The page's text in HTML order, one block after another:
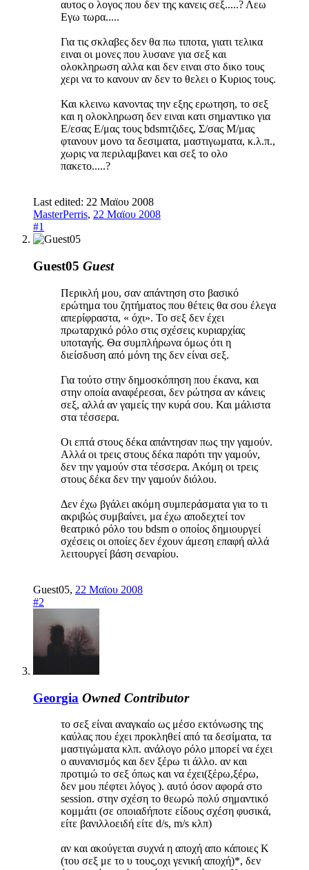
αυτος ο λογος που δεν της κανεις σεξ.....? Λεω
Εγω τωρα.....
Για τις σκλαβες δεν θα πω τιποτα, γιατι τελικα
ειναι οι μονες που λυσανε για σεξ και
ολοκληρωση αλλα και δεν ειναι στο δικο τους
χερι να το κανουν αν δεν το θελει ο Κυριος τους.
Και κλεινω κανοντας την εξης ερωτηση, το σεξ
και η ολοκληρωση δεν ειναι κατι σημαντικο για
Ε/εσας Ε/μας τους bdsmτζιδες, Σ/σας Μ/μας
φτανουν μονο τα δεσιματα, μαστιγωματα, κ.λ.π.,
χωρις να περιλαμβανει και σεξ το ολο
πακετο.....?
Last edited: 22 Μαϊου 2008
MasterPerris, 22 Μαϊου 2008
#1
Guest05 Guest
Περικλή μου, σαν απάντηση στο βασικό
ερώτημα του ζητήματος που θέτεις θα σου έλεγα
απερίφραστα, « όχι». Το σεξ δεν έχει
πρωταρχικό ρόλο στις σχέσεις κυριαρχίας
υποταγής. Θα συμπλήρωνα όμως ότι η
διείσδυση από μόνη της δεν είναι σεξ.
Για τούτο στην δημοσκόπηση που έκανα, και
στην οποία αναφέρεσαι, δεν ρώτησα αν κάνεις
σεξ, αλλά αν γαμείς την κυρά σου. Και μάλιστα
στα τέσσερα.
Οι επτά στους δέκα απάντησαν πως την γαμούν.
Αλλά οι τρεις στους δέκα παρότι την γαμούν,
δεν την γαμούν στα τέσσερα. Ακόμη οι τρεις
στους δέκα δεν την γαμούν διόλου.
Δεν έχω βγάλει ακόμη συμπεράσματα για το τι
ακριβώς συμβαίνει, μα έχω αποδεχτεί τον
θεατρικό ρόλο του bdsm ο οποίος δημιουργεί
σχέσεις οι οποίες δεν έχουν άμεση επαφή αλλά
λειτουργεί βάση σεναρίου.
Guest05, 22 Μαϊου 2008
#2
Georgia Owned Contributor
το σεξ είναι αναγκαίο ως μέσο εκτόνωσης της
καύλας που έχει προκληθεί από τα δεσίματα, τα
μαστιγώματα κλπ. ανάλογο ρόλο μπορεί να έχει
ο αυνανισμός και δεν ξέρω τι άλλο. αν και
προτιμώ το σεξ όπως και να έχει(ξέρω,ξέρω,
δεν μου πέφτει λόγος ). αυτό όσον αφορά στο
session. στην σχέση το θεωρώ πολύ σημαντικό
κομμάτι (σε οποιαδήποτε είδους σχέση φυσικά,
είτε βανιλλοειδή είτε d/s, m/s κλπ)
αν και ακούγεται συχνά η αποχή απο κάποιες Κ
(του σεξ με το υ τους,οχι γενική αποχή)*, δεν